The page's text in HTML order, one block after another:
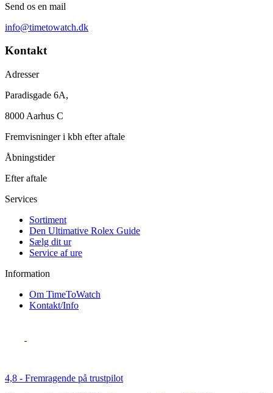
Send os en mail
info@timetowatch.dk
Kontakt
Adresser
Paradisgade 6A,
8000 Aarhus C
Fremvisninger i kbh efter aftale
Åbningstider
Efter aftale
Services
Sortiment
Den Ultimative Rolex Guide
Sælg dit ur
Service af ure
Information
Om TimeToWatch
Kontakt/Info
4,8 - Fremragende på trustpilot